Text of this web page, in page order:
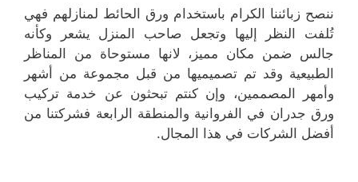
ننصح زبائننا الكرام باستخدام ورق الحائط لمنازلهم فهي
تُلفت النظر إليها وتجعل صاحب المنزل يشعر وكأنه
جالس ضمن مكان مميز، لانها مستوحاة من المناظر
الطبيعية وقد تم تصميميها من قبل مجموعة من أشهر
وأمهر المصممين، وإن كنتم تبحثون عن خدمة تركيب
ورق جدران في الفروانية والمنطقة الرابعة فشركتنا من
أفضل الشركات في هذا المجال.